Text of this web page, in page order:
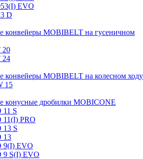
EVO
D
конвейеры MOBIBELT на гусеничном
20
24
конвейеры MOBIBELT на колесном ходу
15
конусные дробилки MOBICONE
11 S
11(I) PRO
13 S
13
9(I) EVO
9 S(I) EVO